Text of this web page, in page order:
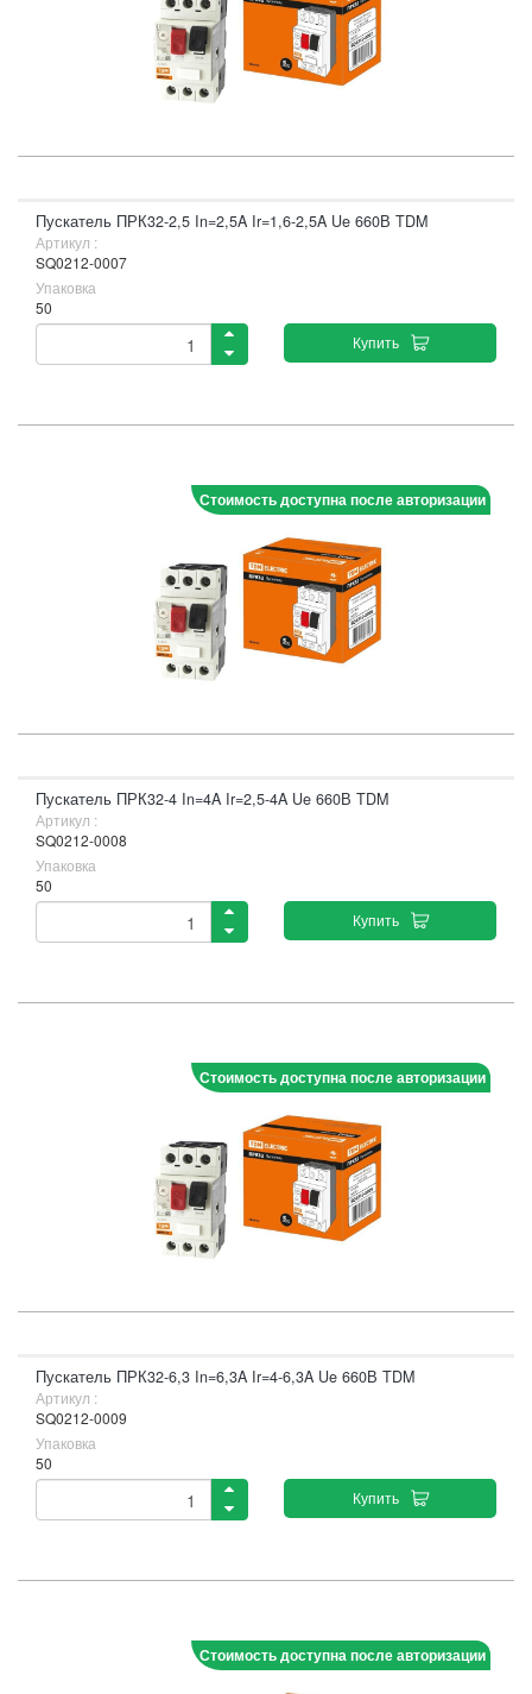
Пускатель ПРК32-2,5 In=2,5A Ir=1,6-2,5A Ue 660В TDM
Артикул :
SQ0212-0007
Упаковка
50
Купить
Стоимость доступна после авторизации
Пускатель ПРК32-4 In=4A Ir=2,5-4A Ue 660В TDM
Артикул :
SQ0212-0008
Упаковка
50
Купить
Стоимость доступна после авторизации
Пускатель ПРК32-6,3 In=6,3A Ir=4-6,3A Ue 660В TDM
Артикул :
SQ0212-0009
Упаковка
50
Купить
Стоимость доступна после авторизации